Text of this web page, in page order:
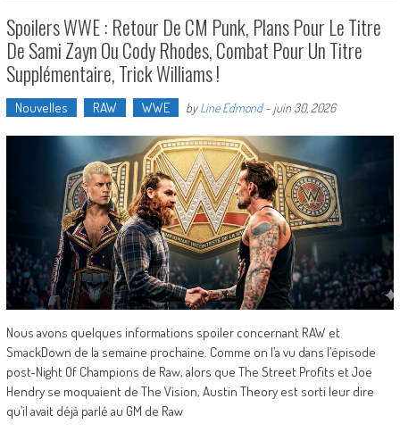
Spoilers WWE : Retour De CM Punk, Plans Pour Le Titre
De Sami Zayn Ou Cody Rhodes, Combat Pour Un Titre
Supplémentaire, Trick Williams !
Nouvelles RAW WWE byLine Edmond- juin 30, 2026
Nous avons quelques informations spoiler concernant RAW et
SmackDown de la semaine prochaine. Comme on l’a vu dans l’épisode
post-Night Of Champions de Raw, alors que The Street Profits et Joe
Hendry se moquaient de The Vision, Austin Theory est sorti leur dire
qu’il avait déjà parlé au GM de Raw